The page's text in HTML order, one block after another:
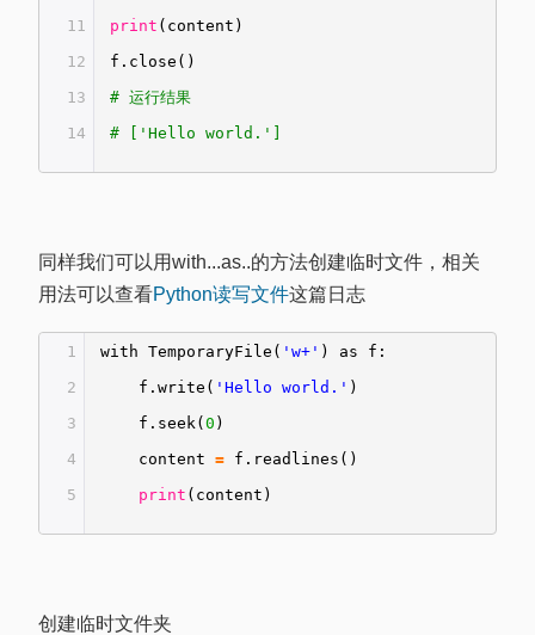
11
12
13
14
print (content)
f.close()
# 运行结果
# ['Hello world.']
同样我们可以用with...as..的方法创建临时文件，相关
用法可以查看Python读写文件这篇日志
1
2
3
4
5
with TemporaryFile( 'w+' ) as f:
f.write( 'Hello world.' )
f.seek( 0 )
content = f.readlines()
print (content)
创建临时文件夹